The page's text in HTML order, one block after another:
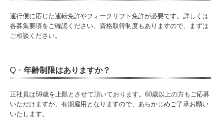
運行便に応じた運転免許やフォークリフト免許が必要です。詳しくは
各募集要項をご確認ください。資格取得制度もありますので、まずは
ご相談ください。
Q・ 年齢制限はありますか？
正社員は59歳を上限とさせて頂いております。60歳以上の方もご応募
いただけますが、有期雇用となりますので、あらかじめご了承お願い
いたします。